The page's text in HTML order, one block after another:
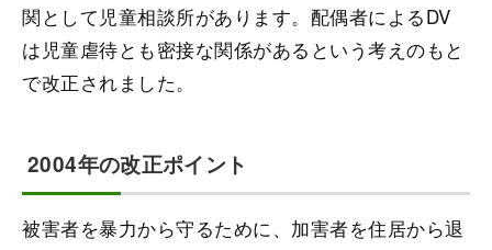
関として児童相談所があります。配偶者によるDV
は児童虐待とも密接な関係があるという考えのもと
で改正されました。
2004年の改正ポイント
被害者を暴力から守るために、加害者を住居から退